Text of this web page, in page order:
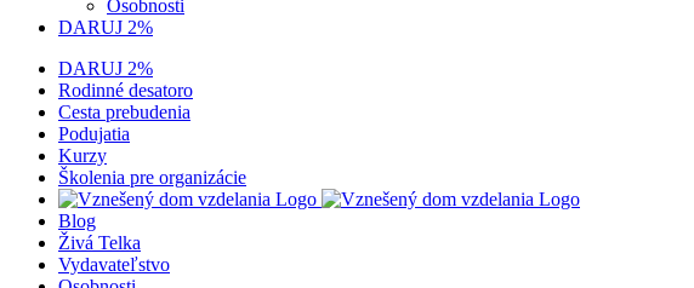
Osobnosti
DARUJ 2%
DARUJ 2%
Rodinné desatoro
Cesta prebudenia
Podujatia
Kurzy
Školenia pre organizácie
Blog
Živá Telka
Vydavateľstvo